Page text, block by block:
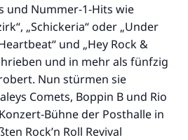
und Nummer-1-Hits wie
„Schickeria“ oder „Under
und „Hey Rock &
und in mehr als fünfzig
Nun stürmen sie
Comets, Boppin B und Rio
Bühne der Posthalle in
Rock’n Roll Revival